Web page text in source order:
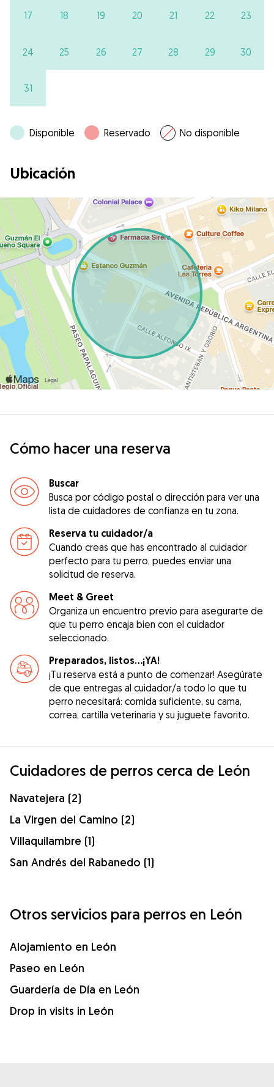
17 18 19 20 21 22 23
24 25 26 27 28 29 30
31
Disponible Reservado No disponible
Ubicación
Cómo hacer una reserva
Buscar
Busca por código postal o dirección para ver una
lista de cuidadores de confianza en tu zona.
Reserva tu cuidador/a
Cuando creas que has encontrado al cuidador
perfecto para tu perro, puedes enviar una
solicitud de reserva.
Meet & Greet
Organiza un encuentro previo para asegurarte de
que tu perro encaja bien con el cuidador
seleccionado.
Preparados, listos...¡YA!
¡Tu reserva está a punto de comenzar! Asegúrate
de que entregas al cuidador/a todo lo que tu
perro necesitará: comida suficiente, su cama,
correa, cartilla veterinaria y su juguete favorito.
Cuidadores de perros cerca de León
Navatejera (2)
La Virgen del Camino (2)
Villaquilambre (1)
San Andrés del Rabanedo (1)
Otros servicios para perros en León
Alojamiento en León
Paseo en León
Guardería de Día en León
Drop in visits in León